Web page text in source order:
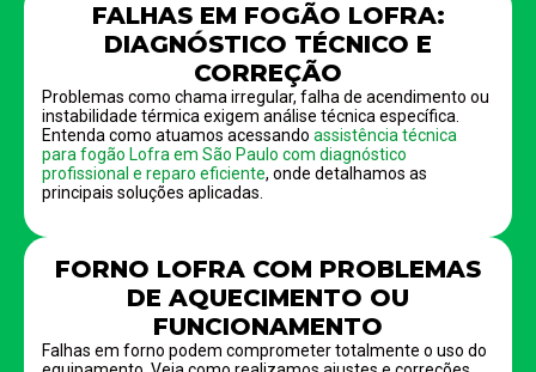
FALHAS EM FOGÃO LOFRA:
DIAGNÓSTICO TÉCNICO E
CORREÇÃO
Problemas como chama irregular, falha de acendimento ou
instabilidade térmica exigem análise técnica específica.
Entenda como atuamos acessando assistência técnica
para fogão Lofra em São Paulo com diagnóstico
profissional e reparo eficiente, onde detalhamos as
principais soluções aplicadas.
FORNO LOFRA COM PROBLEMAS
DE AQUECIMENTO OU
FUNCIONAMENTO
Falhas em forno podem comprometer totalmente o uso do